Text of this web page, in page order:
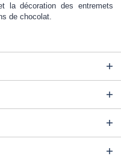
la décoration des entremets
de chocolat.